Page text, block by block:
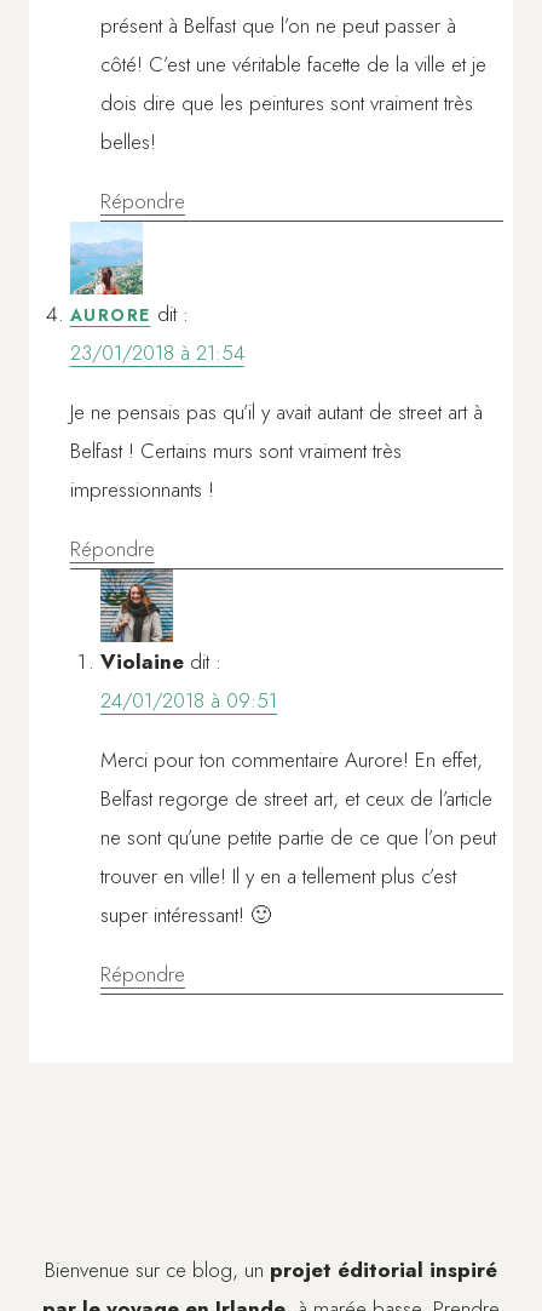
présent à Belfast que l’on ne peut passer à
côté! C’est une véritable facette de la ville et je
dois dire que les peintures sont vraiment très
belles!
Répondre
AURORE dit :
23/01/2018 à 21:54
Je ne pensais pas qu’il y avait autant de street art à
Belfast ! Certains murs sont vraiment très
impressionnants !
Répondre
Violaine dit :
24/01/2018 à 09:51
Merci pour ton commentaire Aurore! En effet,
Belfast regorge de street art, et ceux de l’article
ne sont qu’une petite partie de ce que l’on peut
trouver en ville! Il y en a tellement plus c’est
super intéressant! 🙂
Répondre
Bienvenue sur ce blog, un projet éditorial inspiré